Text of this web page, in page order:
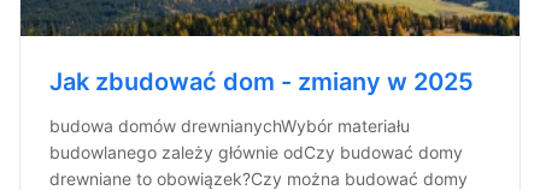
Jak zbudować dom - zmiany w 2025
budowa domów drewnianychWybór materiału
budowlanego zależy głównie odCzy budować domy
drewniane to obowiązek?Czy można budować domy